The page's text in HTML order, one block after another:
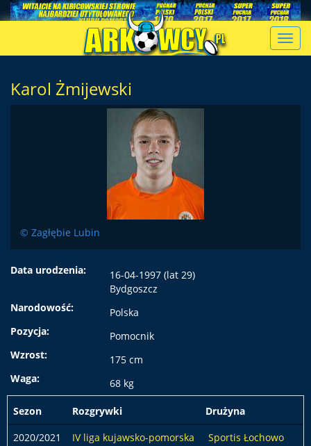
Karol Żmijewski
© Zagłębie Lubin
Data urodzenia:
16-04-1997 (lat 29)
Bydgoszcz
Narodowość:
Polska
Pozycja:
Pomocnik
Wzrost:
175 cm
Waga:
68 kg
Sezon Rozgrywki
Drużyna
2020/2021
IV liga kujawsko-pomorska
Sportis Łochowo